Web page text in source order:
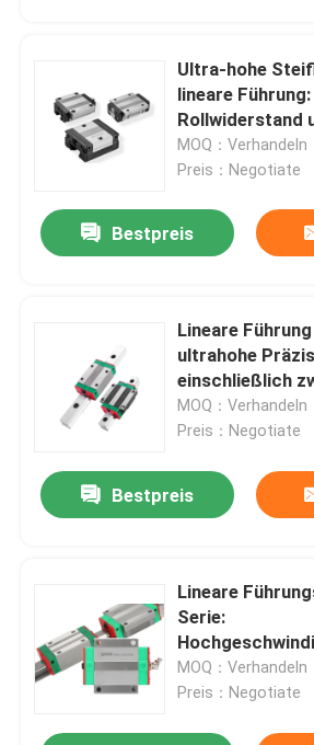
Ultra-hohe
lineare
Rollwiderstand
glatte und
MOQ：Verhandeln
Preis：Negotiate
Bestpreis
Lineare
ultrahohe
einschließlich
Flansch- und
MOQ：Verhandeln
Preis：Negotiate
Bestpreis
Lineare
Serie:
und hochpräzise
MOQ：Verhandeln
Preis：Negotiate